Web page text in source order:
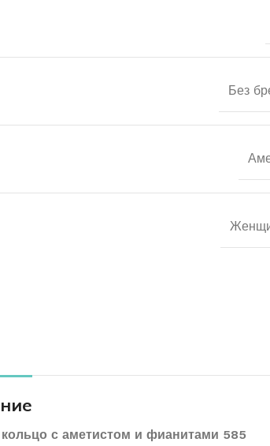
Без
с аметистом и фианитами 585